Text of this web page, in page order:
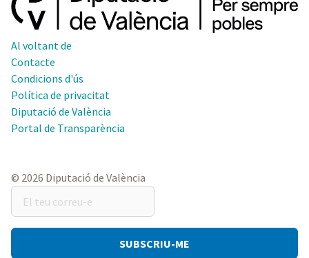
Al voltant de
Contacte
Condicions d'ús
Política de privacitat
Diputació de València
Portal de Transparència
© 2026 Diputació de València
teu
correu-